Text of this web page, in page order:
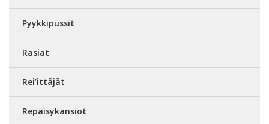
Pyykkipussit
Rasiat
Rei’ittäjät
Repäisykansiot